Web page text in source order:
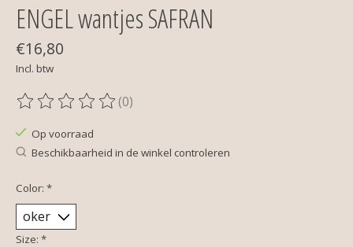
ENGEL wantjes SAFRAN
€16,80
Incl. btw
De beoordeling van dit product is
(0)
Op voorraad
Beschikbaarheid in de winkel controleren
Color: *
Size: *